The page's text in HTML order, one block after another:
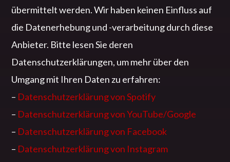
übermittelt werden. Wir haben keinen Einfluss auf
die Datenerhebung und -verarbeitung durch diese
Anbieter. Bitte lesen Sie deren
Datenschutzerklärungen, um mehr über den
Umgang mit Ihren Daten zu erfahren:
– Datenschutzerklärung von Spotify
– Datenschutzerklärung von YouTube/Google
– Datenschutzerklärung von Facebook
– Datenschutzerklärung von Instagram